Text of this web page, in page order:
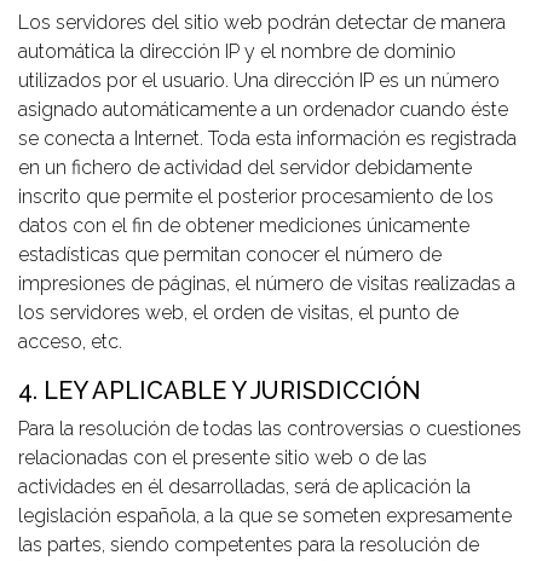
Los servidores del sitio web podrán detectar de manera
automática la dirección IP y el nombre de dominio
utilizados por el usuario. Una dirección IP es un número
asignado automáticamente a un ordenador cuando éste
se conecta a Internet. Toda esta información es registrada
en un fichero de actividad del servidor debidamente
inscrito que permite el posterior procesamiento de los
datos con el fin de obtener mediciones únicamente
estadísticas que permitan conocer el número de
impresiones de páginas, el número de visitas realizadas a
los servidores web, el orden de visitas, el punto de
acceso, etc.
4. LEY APLICABLE Y JURISDICCIÓN
Para la resolución de todas las controversias o cuestiones
relacionadas con el presente sitio web o de las
actividades en él desarrolladas, será de aplicación la
legislación española, a la que se someten expresamente
las partes, siendo competentes para la resolución de